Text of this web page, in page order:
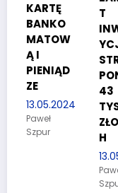
T
INWEST
YCJI
STRACIŁ
PONAD
43
TYSIĄCE
ZŁOTYC
H
WE
DO
Paweł